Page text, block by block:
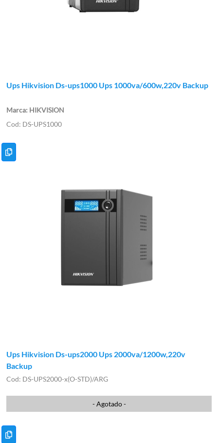
Ups Hikvision Ds-ups1000 Ups 1000va/600w,220v Backup
HIKVISION
DS-UPS1000
Ups Hikvision Ds-ups2000 Ups 2000va/1200w,220v
Backup
DS-UPS2000-x(O-STD)/ARG
- Agotado -